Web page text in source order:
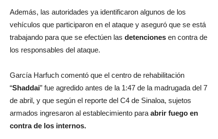
Además, las autoridades ya identificaron algunos de los
vehículos que participaron en el ataque y aseguró que se está
trabajando para que se efectúen las detenciones en contra de
los responsables del ataque.
García Harfuch comentó que el centro de rehabilitación
“Shaddai” fue agredido antes de la 1:47 de la madrugada del 7
de abril, y que según el reporte del C4 de Sinaloa, sujetos
armados ingresaron al establecimiento para abrir fuego en
contra de los internos.